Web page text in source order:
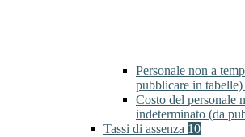
Personale non a
pubblicare in tabelle)
Costo del personale
indeterminato (da
Tassi di assenza 10